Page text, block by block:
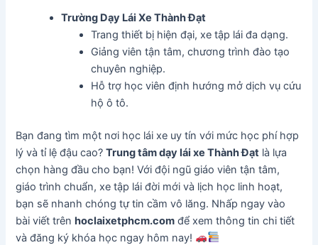
Trường Dạy Lái Xe Thành Đạt
Trang thiết bị hiện đại, xe tập lái đa dạng.
Giảng viên tận tâm, chương trình đào tạo
chuyên nghiệp.
Hỗ trợ học viên định hướng mở dịch vụ cứu
hộ ô tô.
Bạn đang tìm một nơi học lái xe uy tín với mức học phí hợp
lý và tỉ lệ đậu cao?Trung tâm dạy lái xe Thành Đạt là lựa
chọn hàng đầu cho bạn! Với đội ngũ giáo viên tận tâm,
giáo trình chuẩn, xe tập lái đời mới và lịch học linh hoạt,
bạn sẽ nhanh chóng tự tin cầm vô lăng. Nhấp ngay vào
bài viết trênhoclaixetphcm.com để xem thông tin chi tiết
và đăng ký khóa học ngay hôm nay!